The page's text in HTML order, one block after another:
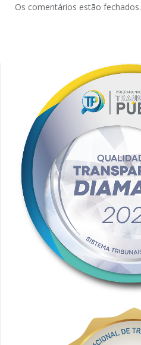
Os comentários estão fechados.